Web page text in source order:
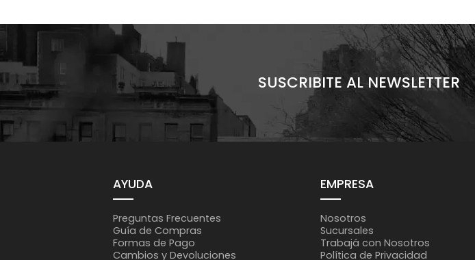
SUSCRIBITE AL NEWSLETTER
AYUDA
Preguntas Frecuentes
Guía de Compras
Formas de Pago
Cambios y Devoluciones
EMPRESA
Nosotros
Sucursales
Trabajá con Nosotros
Política de Privacidad